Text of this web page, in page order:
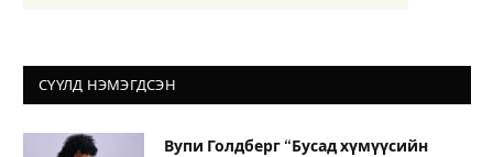
СҮҮЛД НЭМЭГДСЭН
Вупи Голдберг “Бусад хүмүүсийн